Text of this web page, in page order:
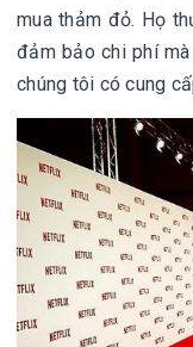
mua thảm đỏ. Họ
đảm bảo chi phí mà
chúng tôi có cung